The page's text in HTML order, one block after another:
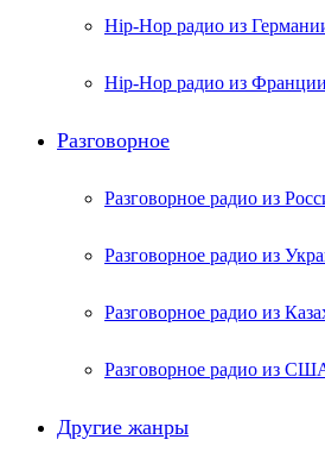
Hip-Hop радио из
Hip-Hop радио из Франции
Разговорное
Разговорное радио из
Разговорное радио из
Разговорное радио из
Разговорное радио из
Другие жанры